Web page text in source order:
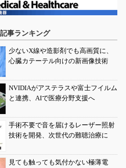
事ランキング
少ないX線や造影剤でも高画質に、
心臓カテーテル向けの新画像技術
NVIDIAがアステラスや富士フイルム
と連携、AIで医療分野支援へ
手術不要で音を届けるレーザー照射
技術を開発、次世代の難聴治療に
見ても触っても気付かない極薄電